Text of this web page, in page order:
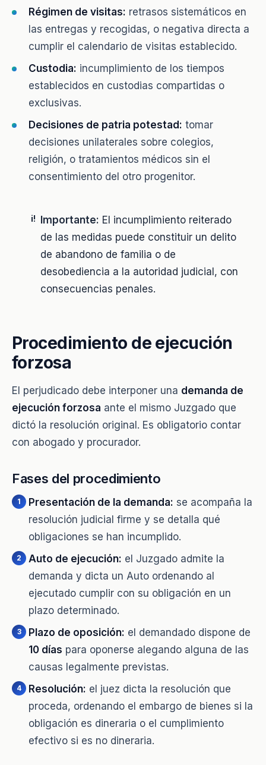
Régimen de visitas: retrasos sistemáticos en
las entregas y recogidas, o negativa directa a
cumplir el calendario de visitas establecido.
Custodia: incumplimiento de los tiempos
establecidos en custodias compartidas o
exclusivas.
Decisiones de patria potestad: tomar
decisiones unilaterales sobre colegios,
religión, o tratamientos médicos sin el
consentimiento del otro progenitor.
! Importante: El incumplimiento reiterado
de las medidas puede constituir un delito
de abandono de familia o de
desobediencia a la autoridad judicial, con
consecuencias penales.
Procedimiento de ejecución
forzosa
El perjudicado debe interponer una demanda de
ejecución forzosa ante el mismo Juzgado que
dictó la resolución original. Es obligatorio contar
con abogado y procurador.
Fases del procedimiento
Presentación de la demanda: se acompaña la
resolución judicial firme y se detalla qué
obligaciones se han incumplido.
Auto de ejecución: el Juzgado admite la
demanda y dicta un Auto ordenando al
ejecutado cumplir con su obligación en un
plazo determinado.
Plazo de oposición: el demandado dispone de
10 días para oponerse alegando alguna de las
causas legalmente previstas.
Resolución: el juez dicta la resolución que
proceda, ordenando el embargo de bienes si la
obligación es dineraria o el cumplimiento
efectivo si es no dineraria.